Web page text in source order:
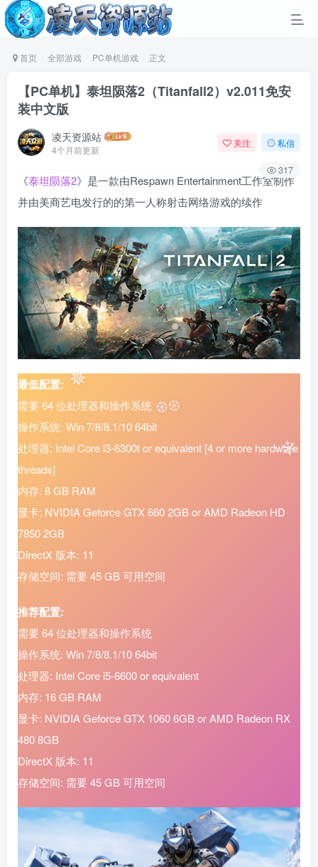
首页 全部游戏 PC单机游戏 正文
【PC单机】泰坦陨落2（Titanfall2）v2.011免安
装中文版
凌天资源站
4个月前更新
关注 私信
317
《泰坦陨落2》是一款由Respawn Entertainment工作室制作
并由美商艺电发行的的第一人称射击网络游戏的续作
最低配置:
需要 64 位处理器和操作系统
操作系统: Win 7/8/8.1/10 64bit
处理器: Intel Core i3-6300t or equivalent [4 or more hardware
threads]
内存: 8 GB RAM
显卡: NVIDIA Geforce GTX 660 2GB or AMD Radeon HD
7850 2GB
DirectX 版本: 11
存储空间: 需要 45 GB 可用空间
推荐配置:
需要 64 位处理器和操作系统
操作系统: Win 7/8/8.1/10 64bit
处理器: Intel Core i5-6600 or equivalent
内存: 16 GB RAM
显卡: NVIDIA Geforce GTX 1060 6GB or AMD Radeon RX
480 8GB
DirectX 版本: 11
存储空间: 需要 45 GB 可用空间
✼
❉